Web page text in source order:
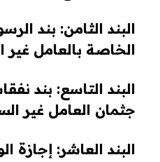
البند الثامن: بند
الخاصة بالعامل غير
البند التاسع: بند
جثمان العامل غير
البند العاشر: